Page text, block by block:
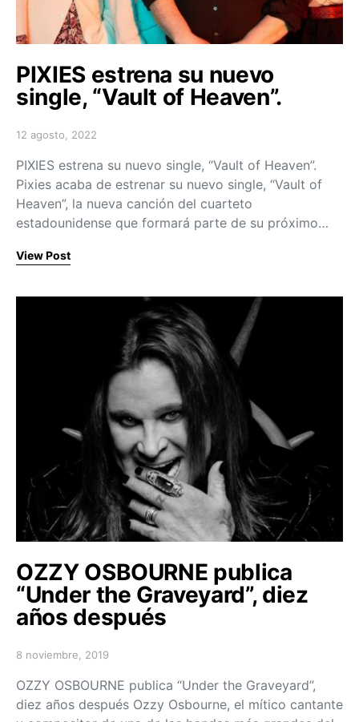
PIXIES estrena su nuevo
single, “Vault of Heaven”.
Posted on
12 agosto, 2022
PIXIES estrena su nuevo single, “Vault of Heaven”.
Pixies acaba de estrenar su nuevo single, “Vault of
Heaven”, la nueva canción del cuarteto
estadounidense que formará parte de su próximo…
View Post
OZZY OSBOURNE publica
“Under the Graveyard”, diez
años después
Posted on
8 noviembre, 2019
OZZY OSBOURNE publica “Under the Graveyard”,
diez años después Ozzy Osbourne, el mítico cantante